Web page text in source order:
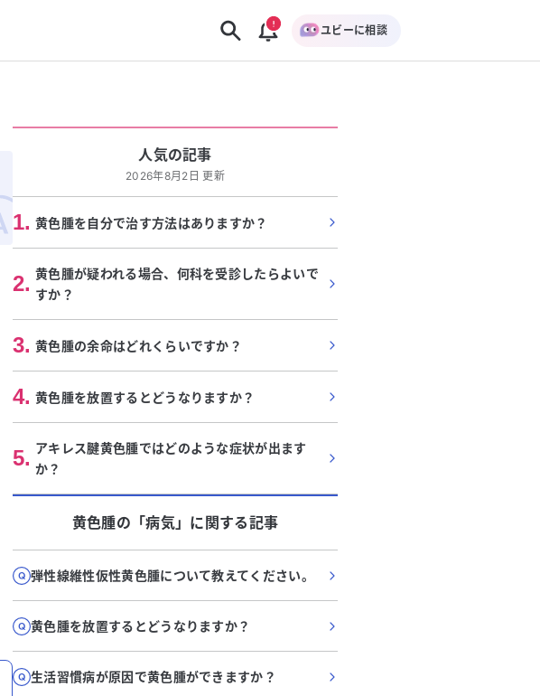
ユビーに相談
人気の記事
2026年8月2日 更新
1. 黄色腫を自分で治す方法はありますか？
2. 黄色腫が疑われる場合、何科を受診したらよいで
すか？
3. 黄色腫の余命はどれくらいですか？
4. 黄色腫を放置するとどうなりますか？
5. アキレス腱黄色腫ではどのような症状が出ます
か？
黄色腫の「病気」に関する記事
弾性線維性仮性黄色腫について教えてください。
黄色腫を放置するとどうなりますか？
生活習慣病が原因で黄色腫ができますか？